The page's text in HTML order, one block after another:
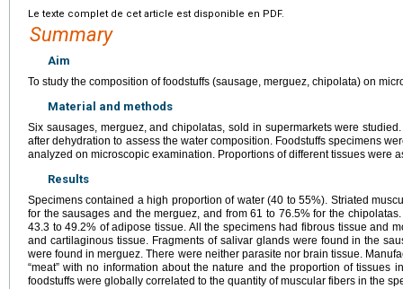
Le texte complet de cet article est disponible en PDF.
Summary
Aim
To study the composition of foodstuffs (sausage, merguez, chipolata) on
Material and methods
Six sausages, merguez, and chipolatas, sold in supermarkets were
after dehydration to assess the water composition. Foodstuffs specimens
analyzed on microscopic examination. Proportions of different tissues were
Results
Specimens contained a high proportion of water (40 to 55%). Striated
for the sausages and the merguez, and from 61 to 76.5% for the
43.3 to 49.2% of adipose tissue. All the specimens had fibrous tissue and
and cartilaginous tissue. Fragments of salivar glands were found in the
were found in merguez. There were neither parasite nor brain tissue.
“meat” with no information about the nature and the proportion of tissues
foodstuffs were globally correlated to the quantity of muscular fibers in the